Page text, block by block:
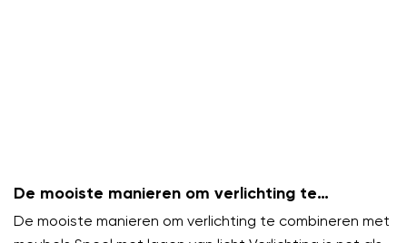
De mooiste manieren om verlichting te
combineren met meubels
De mooiste manieren om verlichting te combineren met